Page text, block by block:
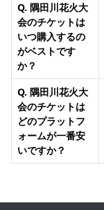
Q. 隅田川花火大
会のチケットは
いつ購入するの
がベストです
か？
Q. 隅田川花火大
会のチケットは
どのプラットフ
ォームが一番安
いですか？